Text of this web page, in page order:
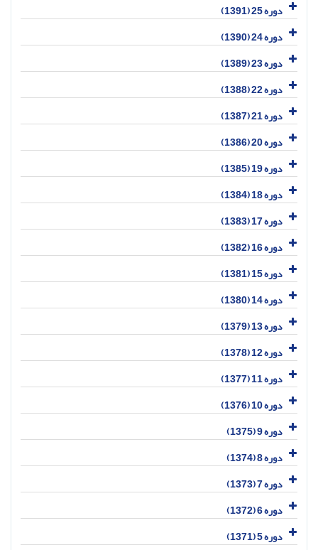
دوره 25 (1391)
دوره 24 (1390)
دوره 23 (1389)
دوره 22 (1388)
دوره 21 (1387)
دوره 20 (1386)
دوره 19 (1385)
دوره 18 (1384)
دوره 17 (1383)
دوره 16 (1382)
دوره 15 (1381)
دوره 14 (1380)
دوره 13 (1379)
دوره 12 (1378)
دوره 11 (1377)
دوره 10 (1376)
دوره 9 (1375)
دوره 8 (1374)
دوره 7 (1373)
دوره 6 (1372)
دوره 5 (1371)